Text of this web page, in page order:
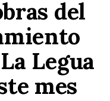
del
Legua
mes